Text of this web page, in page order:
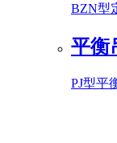
BZN型
平衡
PJ型平